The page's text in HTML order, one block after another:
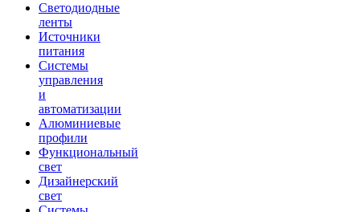
Светодиодные
ленты
Источники
питания
Системы
управления
и
автоматизации
Алюминиевые
профили
Функциональный
свет
Дизайнерский
свет